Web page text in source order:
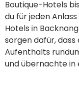
Boutique-Hotels
du für jeden
Hotels in
sorgen dafür, dass
Aufenthalts
und übernachte in